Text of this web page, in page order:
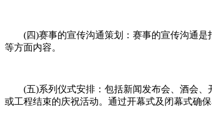
(四)赛事的宣传沟通策划：赛事的宣传沟通是
等方面内容。
(五)系列仪式安排：包括新闻发布会、酒会、
或工程结束的庆祝活动。通过开幕式及闭幕式确保